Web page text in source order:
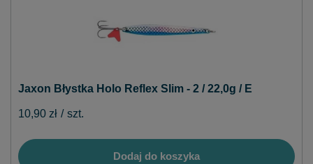
Jaxon Błystka Holo Reflex Slim - 2 / 22,0g / E
10,90 zł / szt.
Dodaj do koszyka